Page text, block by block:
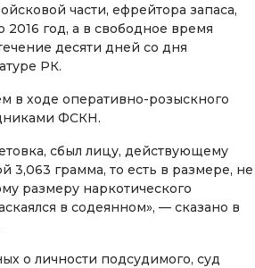
части, ефрейтора запаса,
год, а в свободное время
десяти дней со дня
РК.
в ходе оперативно-розыскного
ФСКН.
сбыл лицу, действующему
грамма, то есть в размере, не
размеру наркотического
в содеянном», — сказано в
о личности подсудимого, суд